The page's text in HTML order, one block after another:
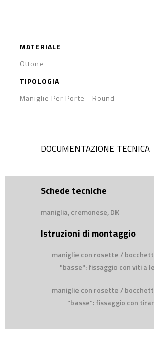
MATERIALE
Ottone
TIPOLOGIA
Maniglie Per Porte - Round
DOCUMENTAZIONE TECNICA
Schede tecniche
maniglia, cremonese, DK
Istruzioni di montaggio
maniglie con rosette /
"basse": fissaggio con viti a
maniglie con rosette /
"basse": fissaggio con